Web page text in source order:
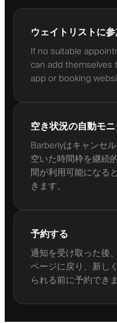
ウェイトリストに
If no suitable
can add themselves
app or booking
空き状況の自動モ
Barberlyはキャンセ
空いた時間枠を継続
間が利用可能になる
きます。
予約する
通知を受け取った後
ページに戻り、新し
られる前に予約できま